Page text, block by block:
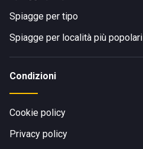
Spiagge per tipo
Spiagge per località più popolari
Condizioni
Cookie policy
Privacy policy